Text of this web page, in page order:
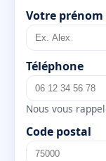
Votre prénom
Téléphone
Nous vous
Code postal